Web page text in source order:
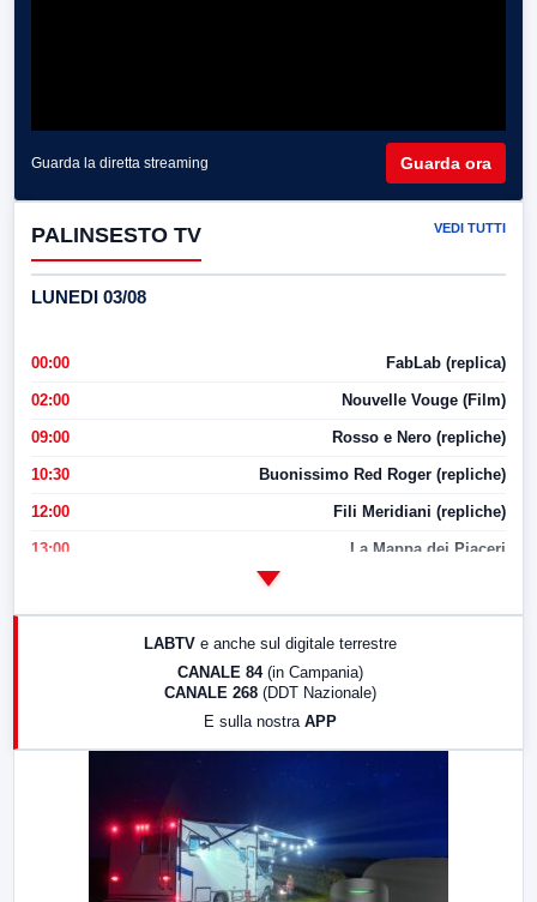
Guarda la diretta streaming Guarda ora
PALINSESTO TV VEDI TUTTI
LUNEDI 03/08
00:00 FabLab (replica)
02:00 Nouvelle Vouge (Film)
09:00 Rosso e Nero (repliche)
10:30 Buonissimo Red Roger (repliche)
12:00 Fili Meridiani (repliche)
13:00 La Mappa dei Piaceri
17:00 LabNews (replica)
LABTV e anche sul digitale terrestre
CANALE 84 (in Campania)
CANALE 268 (DDT Nazionale)
E sulla nostra APP